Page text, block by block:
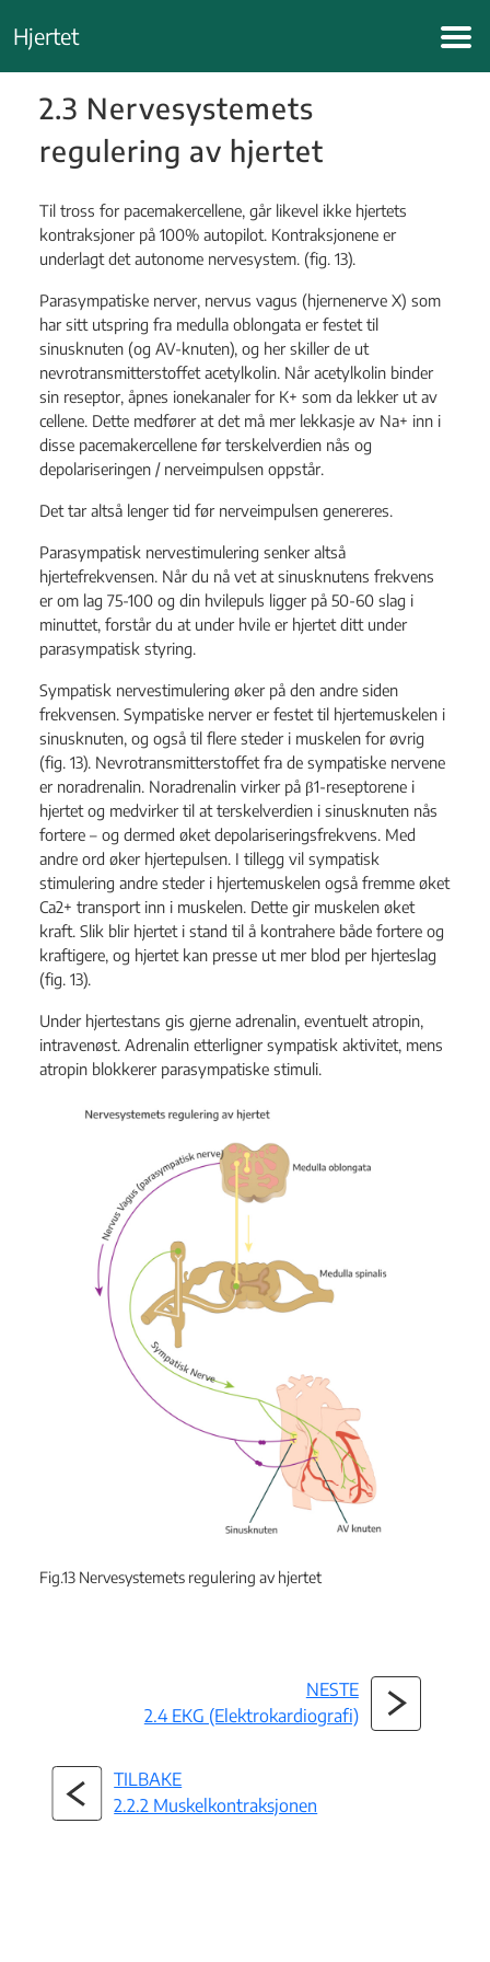
Hjertet
2.3 Nervesystemets
regulering av hjertet
Til tross for pacemakercellene, går likevel ikke hjertets
kontraksjoner på 100% autopilot. Kontraksjonene er
underlagt det autonome nervesystem. (fig. 13).
Parasympatiske nerver, nervus vagus (hjernenerve X) som
har sitt utspring fra medulla oblongata er festet til
sinusknuten (og AV-knuten), og her skiller de ut
nevrotransmitterstoffet acetylkolin. Når acetylkolin binder
sin reseptor, åpnes ionekanaler for K+ som da lekker ut av
cellene. Dette medfører at det må mer lekkasje av Na+ inn i
disse pacemakercellene før terskelverdien nås og
depolariseringen / nerveimpulsen oppstår.
Det tar altså lenger tid før nerveimpulsen genereres.
Parasympatisk nervestimulering senker altså
hjertefrekvensen. Når du nå vet at sinusknutens frekvens
er om lag 75-100 og din hvilepuls ligger på 50-60 slag i
minuttet, forstår du at under hvile er hjertet ditt under
parasympatisk styring.
Sympatisk nervestimulering øker på den andre siden
frekvensen. Sympatiske nerver er festet til hjertemuskelen i
sinusknuten, og også til flere steder i muskelen for øvrig
(fig. 13). Nevrotransmitterstoffet fra de sympatiske nervene
er noradrenalin. Noradrenalin virker på β1-reseptorene i
hjertet og medvirker til at terskelverdien i sinusknuten nås
fortere – og dermed øket depolariseringsfrekvens. Med
andre ord øker hjertepulsen. I tillegg vil sympatisk
stimulering andre steder i hjertemuskelen også fremme øket
Ca2+ transport inn i muskelen. Dette gir muskelen øket
kraft. Slik blir hjertet i stand til å kontrahere både fortere og
kraftigere, og hjertet kan presse ut mer blod per hjerteslag
(fig. 13).
Under hjertestans gis gjerne adrenalin, eventuelt atropin,
intravenøst. Adrenalin etterligner sympatisk aktivitet, mens
atropin blokkerer parasympatiske stimuli.
Fig.13 Nervesystemets regulering av hjertet
NESTE
2.4 EKG (Elektrokardiografi)
TILBAKE
2.2.2 Muskelkontraksjonen